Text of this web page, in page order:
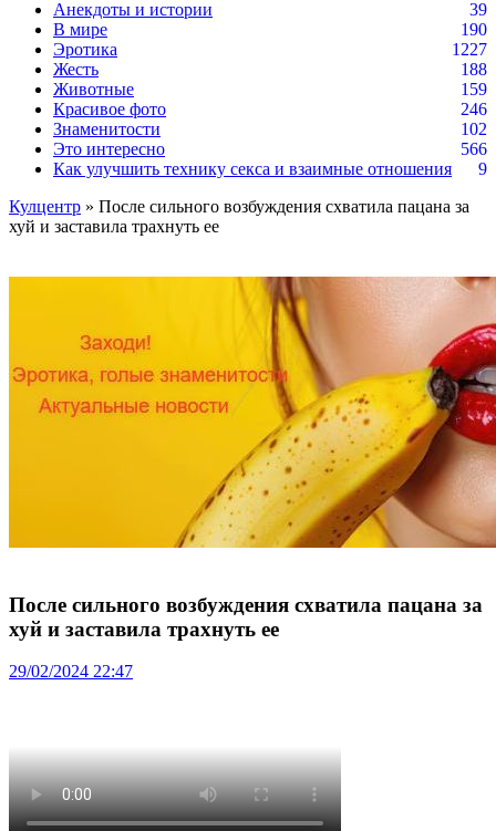
Анекдоты и истории
39
В мире
190
Эротика
1227
Жесть
188
Животные
159
Красивое фото
246
Знаменитости
102
Это интересно
566
Как улучшить технику секса и взаимные отношения
9
Кулцентр » После сильного возбуждения схватила пацана за
хуй и заставила трахнуть ее
После сильного возбуждения схватила пацана за
хуй и заставила трахнуть ее
29/02/2024 22:47